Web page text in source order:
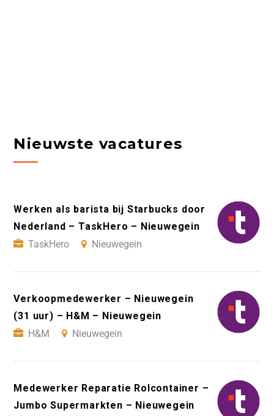
Nieuwste vacatures
Werken als barista bij Starbucks door
Nederland – TaskHero – Nieuwegein
TaskHero
Nieuwegein
Verkoopmedewerker – Nieuwegein
(31 uur) – H&M – Nieuwegein
H&M
Nieuwegein
Medewerker Reparatie Rolcontainer –
Jumbo Supermarkten – Nieuwegein